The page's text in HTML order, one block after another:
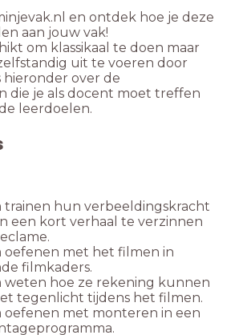
en ontdek hoe je deze
aan jouw vak!
om klassikaal te doen maar
uit te voeren door
hieronder over de
die je als docent moet treffen
leerdoelen.
trainen hun verbeeldingskracht
een kort verhaal te verzinnen
oefenen met het filmen in
weten hoe ze rekening kunnen
oefenen met monteren in een